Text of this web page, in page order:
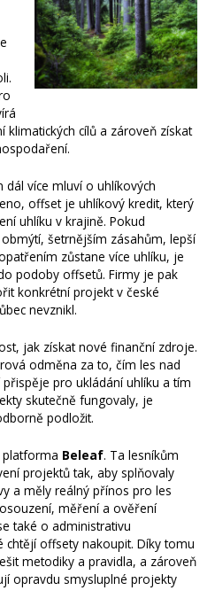
cílů a zároveň získat
více mluví o uhlíkových
offset je uhlíkový kredit, který
uhlíku v krajině. Pokud
šetrnějším zásahům, lepší
zůstane více uhlíku, je
podoby offsetů. Firmy je pak
konkrétní projekt v české
nevznikl.
jak získat nové finanční zdroje.
odměna za to, čím les nad
pro ukládání uhlíku a tím
skutečně fungovaly, je
podložit.
Beleaf. Ta lesníkům
projektů tak, aby splňovaly
a měly reálný přínos pro les
měření a ověření
také o administrativu
offsety nakoupit. Díky tomu
metodiky a pravidla, a zároveň
opravdu smysluplné projekty